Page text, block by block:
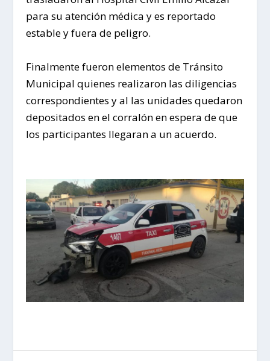
para su atención médica y es reportado
estable y fuera de peligro.
Finalmente fueron elementos de Tránsito
Municipal quienes realizaron las diligencias
correspondientes y al las unidades quedaron
depositados en el corralón en espera de que
los participantes llegaran a un acuerdo.